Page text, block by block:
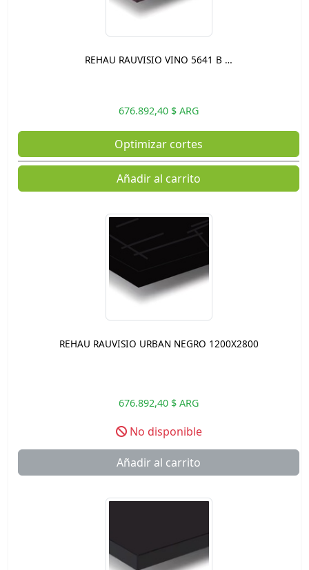
REHAU RAUVISIO VINO 5641 B …
676.892,40 $ ARG
Optimizar cortes
Añadir al carrito
REHAU RAUVISIO URBAN NEGRO 1200X2800
676.892,40 $ ARG
No disponible
Añadir al carrito